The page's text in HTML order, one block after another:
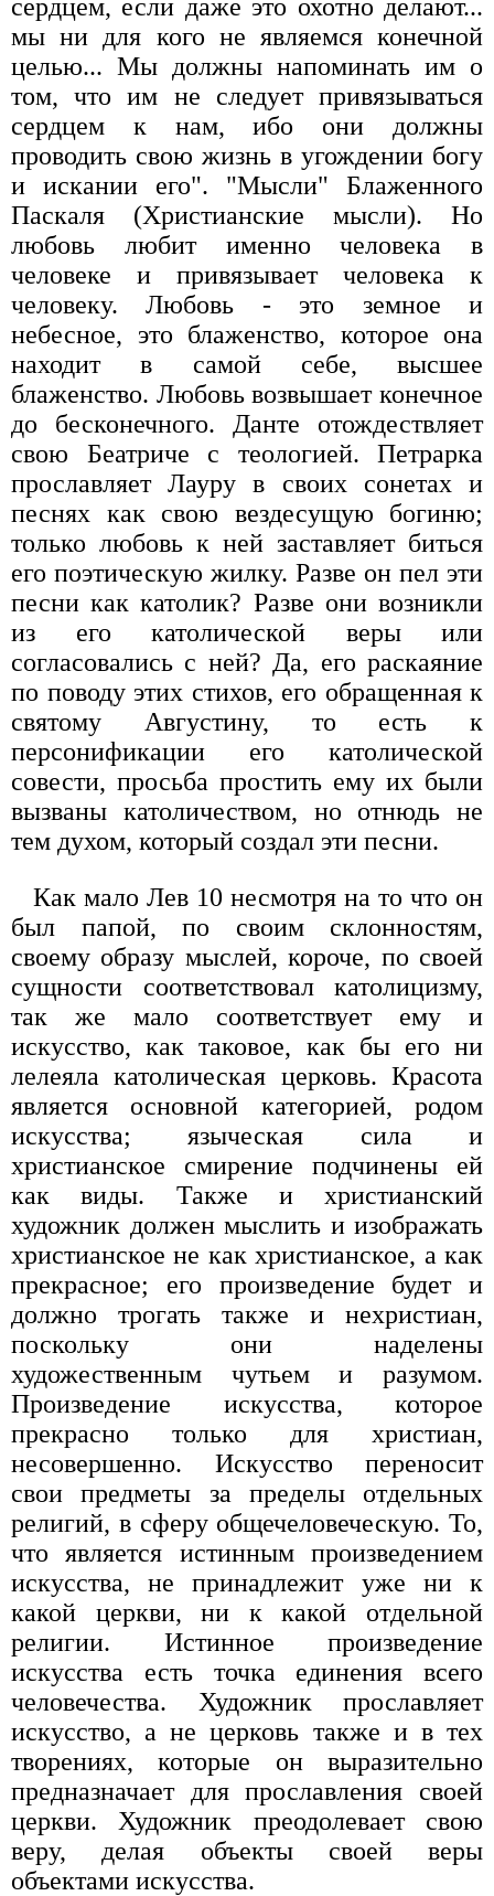
сердцем, если даже это охотно делают...
мы ни для кого не являемся конечной
целью... Мы должны напоминать им о
том, что им не следует привязываться
сердцем к нам, ибо они должны
проводить свою жизнь в угождении богу
и искании его". "Мысли" Блаженного
Паскаля (Христианские мысли). Но
любовь любит именно человека в
человеке и привязывает человека к
человеку. Любовь - это земное и
небесное, это блаженство, которое она
находит в самой себе, высшее
блаженство. Любовь возвышает конечное
до бесконечного. Данте отождествляет
свою Беатриче с теологией. Петрарка
прославляет Лауру в своих сонетах и
песнях как свою вездесущую богиню;
только любовь к ней заставляет биться
его поэтическую жилку. Разве он пел эти
песни как католик? Разве они возникли
из его католической веры или
согласовались с ней? Да, его раскаяние
по поводу этих стихов, его обращенная к
святому Августину, то есть к
персонификации его католической
совести, просьба простить ему их были
вызваны католичеством, но отнюдь не
тем духом, который создал эти песни.
Как мало Лев 10 несмотря на то что он
был папой, по своим склонностям,
своему образу мыслей, короче, по своей
сущности соответствовал католицизму,
так же мало соответствует ему и
искусство, как таковое, как бы его ни
лелеяла католическая церковь. Красота
является основной категорией, родом
искусства; языческая сила и
христианское смирение подчинены ей
как виды. Также и христианский
художник должен мыслить и изображать
христианское не как христианское, а как
прекрасное; его произведение будет и
должно трогать также и нехристиан,
поскольку они наделены
художественным чутьем и разумом.
Произведение искусства, которое
прекрасно только для христиан,
несовершенно. Искусство переносит
свои предметы за пределы отдельных
религий, в сферу общечеловеческую. То,
что является истинным произведением
искусства, не принадлежит уже ни к
какой церкви, ни к какой отдельной
религии. Истинное произведение
искусства есть точка единения всего
человечества. Художник прославляет
искусство, а не церковь также и в тех
творениях, которые он выразительно
предназначает для прославления своей
церкви. Художник преодолевает свою
веру, делая объекты своей веры
объектами искусства.